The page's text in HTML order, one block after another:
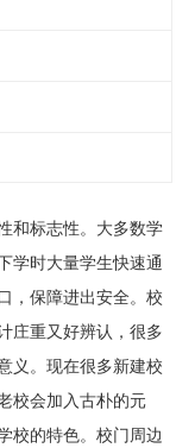
和标志性。大多数学
学时大量学生快速通
，保障进出安全。校
庄重又好辨认，很多
义。现在很多新建校
校会加入古朴的元
校的特色。校门周边